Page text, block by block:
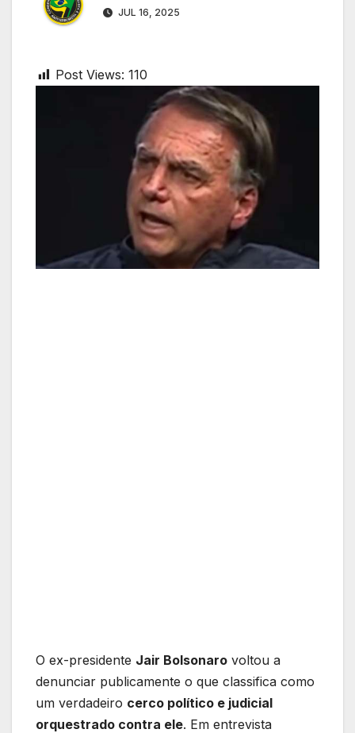
JUL 16, 2025
Post Views: 110
O ex-presidente Jair Bolsonaro voltou a
denunciar publicamente o que classifica como
um verdadeiro cerco político e judicial
orquestrado contra ele. Em entrevista